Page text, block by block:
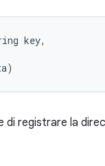
key,
registrare la